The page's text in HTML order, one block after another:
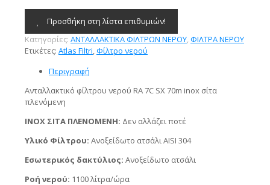
SX
70m
σίτα
πλενόμενη
ποσότητα
Προσθήκη στη λίστα επιθυμιών!
Κατηγορίες: ΑΝΤΑΛΛΑΚΤΙΚΑ ΦΙΛΤΡΩΝ ΝΕΡΟΥ,ΦΙΛΤΡΑ ΝΕΡΟΥ
Ετικέτες: Atlas Filtri,Φίλτρο νερού
Περιγραφή
Ανταλλακτικό φίλτρου νερού RA 7C SX 70m inox σίτα
πλενόμενη
INOX ΣΙΤΑ ΠΛΕΝΟΜΕΝΗ: Δεν αλλάζει ποτέ
Υλικό Φίλτρου: Ανοξείδωτο ατσάλι AISI 304
Εσωτερικός δακτύλιος: Ανοξείδωτο ατσάλι
Ροή νερού: 1100 λίτρα/ώρα